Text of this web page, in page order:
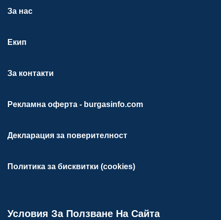
За нас
Екип
За контакти
Рекламна оферта - burgasinfo.com
Декларация за поверителност
Политика за бисквитки (cookies)
Условия За Ползване На Сайта